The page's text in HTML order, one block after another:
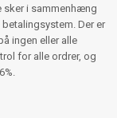
sker i sammenhæng
Der er
ingen eller alle
for alle ordrer, og